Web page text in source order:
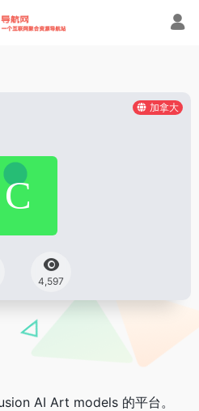
加拿大
4,597
AI Art models 的平台。